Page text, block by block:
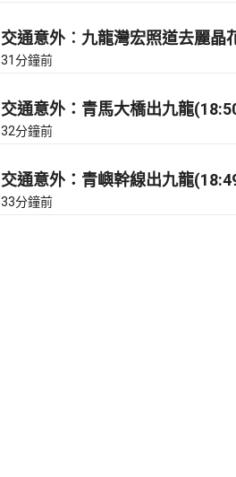
交通意外︰九龍灣宏照道去麗晶
31分鐘前
交通意外：青馬大橋出九龍
32分鐘前
交通意外：青嶼幹線出九龍
33分鐘前